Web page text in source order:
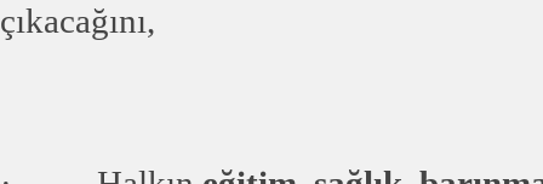
çıkacağını,